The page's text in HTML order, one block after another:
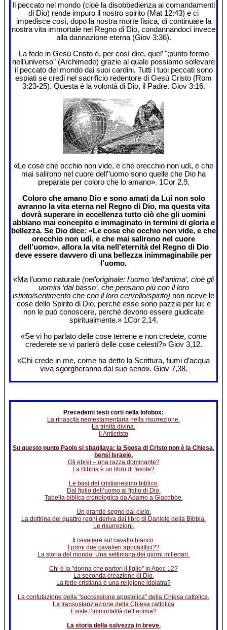
Il peccato nel mondo (cioè la disobbedienza ai comandamenti
di Dio) rende impuro il nostro spirito (Mat 12:43) e ci
impedisce così, dopo la nostra morte fisica, di continuare la
nostra vita immortale nel Regno di Dio, condannandoci invece
alla dannazione eterna (Giov 3:36).
La fede in Gesù Cristo è, per così dire, quel’ ";punto fermo
nell’universo" (Archimede) grazie al quale possiamo sollevare
il peccato del mondo dai suoi cardini. Tutti i tuoi peccati sono
espiati se credi nel sacrificio redentore di Gesù Cristo (Rom
3:23-25). Questa è la volontà di Dio, il Padre. Giov 3:16.
«Le cose che occhio non vide, e che orecchio non udì, e che
mai salirono nel cuore dell’’uomo sono quelle che Dio ha
preparate per coloro che lo amano». 1Cor 2,9.
Coloro che amano Dio e sono amati da Lui non solo
avranno la vita eterna nel Regno di Dio, ma questa vita
dovrà superare in eccellenza tutto ciò che gli uomini
abbiano mai concepito e immaginato in termini di gloria e
bellezza. Se Dio dice: «Le cose che occhio non vide, e che
orecchio non udì, e che mai salirono nel cuore
dell’uomo», allora la vita nell’eternità del Regno di Dio
deve essere davvero di una bellezza inimmaginabile per
l’uomo.
«Ma l’uomo naturale (nel’originale: l’uomo ‘dell’anima’, cioè gli
uomini ‘dal basso’, che pensano più con il loro
istinto/sentimento che con il loro cervello/spirito) non riceve le
cose dello Spirito di Dio, perché esse sono pazzia per lui; e
non le può conoscere, perché devono essere giudicate
spiritualmente.» 1Cor 2,14.
«Se vi ho parlato delle cose terrene e non credete, come
crederete se vi parlerò delle cose celesti?» Giov 3,12.
«Chi crede in me, come ha detto la Scrittura, fiumi d’acqua
viva sgorgheranno dal suo seno». Giov 7,38.
Precedenti testi corti nella Infobox:
La rinascita neotestamentaria nella risurrezione.
La trinità divina.
Il Anticristo
Su questo punto Paolo si sbagliava: la Sposa di Cristo non è la Chiesa,
bensì Israele.
Gli ebrei – una razza dominante?
La Bibbia è un libro di favole?
Le basi del cristianesimo biblico.
Dal figlio dell’uomo al figlio di Dio.
Tabella biblica cronologica da Adamo a Giacobbe.
Un grande segno dal cielo.
La dottrina dei quattro regni deriva dal libro di Daniele della Bibbia.
Le risurrezioni.
Il cavaliere sul cavallo bianco.
I primi due cavalieri apocalittici??
La storia del mondo: Una settimana dei giorni millenari.
Chi è la "donna che partorì il figlio" in Apoc 12?
La seconda creazione di Dio.
La fede cristiana è una religione idolatra?
La confutazione della "successione apostolica" della Chiesa cattolica.
La transustanziazione della Chiesa cattolica
Esiste l’immortalità dell’anima?
La storia della salvezza in breve.